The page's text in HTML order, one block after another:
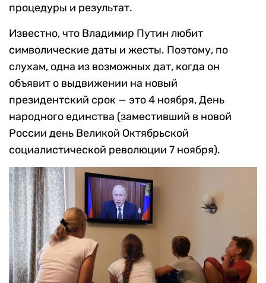
процедуры и результат.
Известно, что Владимир Путин любит
символические даты и жесты. Поэтому, по
слухам, одна из возможных дат, когда он
объявит о выдвижении на новый
президентский срок — это 4 ноября, День
народного единства (заместивший в новой
России день Великой Октябрьской
социалистической революции 7 ноября).